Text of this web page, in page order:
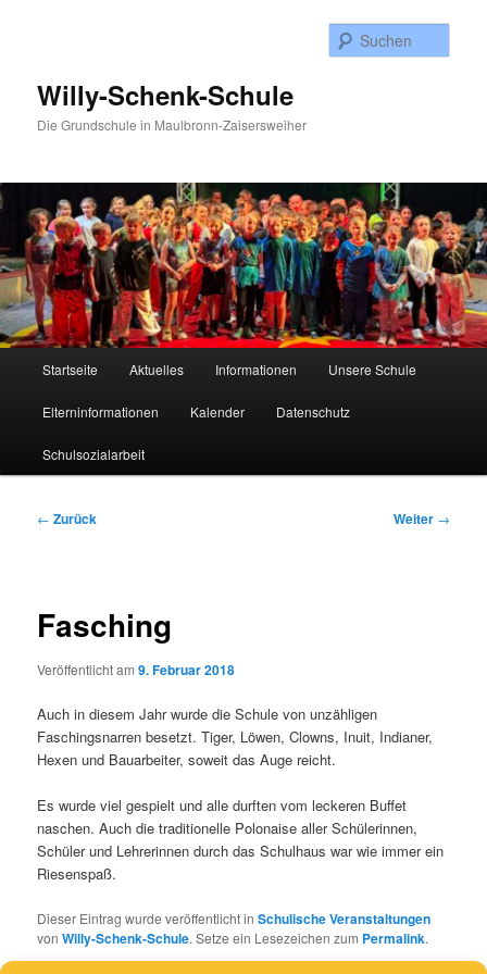
Willy-Schenk-Schule
Die Grundschule in Maulbronn-Zaisersweiher
Startseite Aktuelles Informationen Unsere Schule
Elterninformationen Kalender Datenschutz
Schulsozialarbeit
Beitragsnavigation
← Zurück Weiter →
Fasching
Veröffentlicht am9. Februar 2018
Auch in diesem Jahr wurde die Schule von unzähligen
Faschingsnarren besetzt. Tiger, Löwen, Clowns, Inuit, Indianer,
Hexen und Bauarbeiter, soweit das Auge reicht.
Es wurde viel gespielt und alle durften vom leckeren Buffet
naschen. Auch die traditionelle Polonaise aller Schülerinnen,
Schüler und Lehrerinnen durch das Schulhaus war wie immer ein
Riesenspaß.
Dieser Eintrag wurde veröffentlicht inSchulische Veranstaltungen
vonWilly-Schenk-Schule. Setze ein Lesezeichen zum Permalink.